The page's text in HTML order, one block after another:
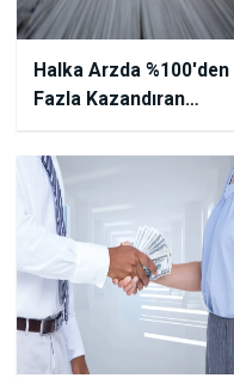
Halka Arzda %100'den
Fazla Kazandıran
Sanayi Şirketi Yeni
Anlaşmasını Duyurudu!